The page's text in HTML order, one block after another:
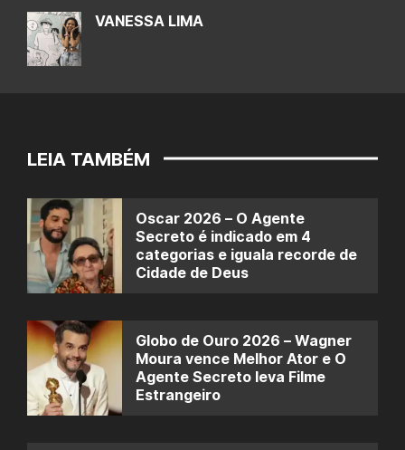
VANESSA LIMA
LEIA TAMBÉM
Oscar 2026 – O Agente
Secreto é indicado em 4
categorias e iguala recorde de
Cidade de Deus
Globo de Ouro 2026 – Wagner
Moura vence Melhor Ator e O
Agente Secreto leva Filme
Estrangeiro